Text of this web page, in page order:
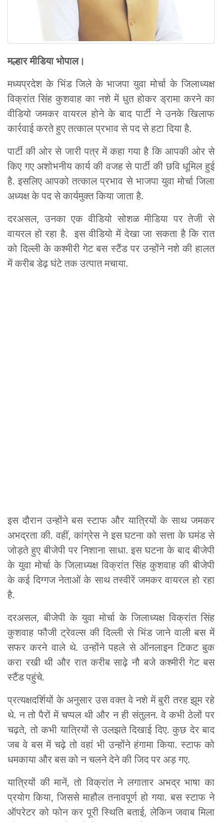
मल्हार मीडिया भोपाल।
मध्यप्रदेश के भिंड जिले के भाजपा युवा मोर्चा के जिलाध्यक्ष
विक्रांत सिंह कुशवाह का नशे में धुत होकर ड्रामा करने का
वीडियो जमकर वायरल होने के बाद पार्टी ने उनके खिलाफ
कार्रवाई करते हुए तत्काल प्रभाव से पद से हटा दिया है.
पार्टी की ओर से जारी पत्र में कहा गया है कि आपकी ओर से
किए गए अशोभनीय कार्य की वजह से पार्टी की छवि धूमिल हुई
है. इसलिए आपको तत्काल प्रभाव से भाजपा युवा मोर्चा जिला
अध्यक्ष के पद से कार्यमुक्त किया जाता है.
दरअसल, उनका एक वीडियो सोशळ मीडिया पर तेजी से
वायरल हो रहा है. इस वीडियो में देखा जा सकता है कि रात
को दिल्ली के कश्मीरी गेट बस स्टैंड पर उन्होंने नशे की हालत
में करीब डेढ़ घंटे तक उत्पात मचाया.
इस दौरान उन्होंने बस स्टाफ और यात्रियों के साथ जमकर
अभद्रता की. वहीं, कांग्रेस ने इस घटना को सत्ता के घमंड से
जोड़ते हुए बीजेपी पर निशाना साधा. इस घटना के बाद बीजेपी
के युवा मोर्चा के जिलाध्यक्ष विक्रांत सिंह कुशवाह की बीजेपी
के कई दिग्गज नेताओं के साथ तस्वीरें जमकर वायरल हो रहा
है.
दरअसल, बीजेपी के युवा मोर्चा के जिलाध्यक्ष विक्रांत सिंह
कुशवाह फौजी ट्रेवल्स की दिल्ली से भिंड जाने वाली बस में
सफर करने वाले थे. उन्होंने पहले से ऑनलाइन टिकट बुक
करा रखी थी और रात करीब साढ़े नौ बजे कश्मीरी गेट बस
स्टैंड पहुंचे.
प्रत्यक्षदर्शियों के अनुसार उस वक्त वे नशे में बुरी तरह झूम रहे
थे. न तो पैरों में चप्पल थी और न ही संतुलन. वे कभी ठेलों पर
चढ़ते, तो कभी यात्रियों से उलझते दिखाई दिए. कुछ देर बाद
जब वे बस में चढ़े तो वहां भी उन्होंने हंगामा किया. स्टाफ को
धमकाया और बस को न चलने देने की जिद पर अड़ गए.
यात्रियों की मानें, तो विक्रांत ने लगातार अभद्र भाषा का
प्रयोग किया, जिससे माहौल तनावपूर्ण हो गया. बस स्टाफ ने
ऑपरेटर को फोन कर पूरी स्थिति बताई, लेकिन जवाब मिला